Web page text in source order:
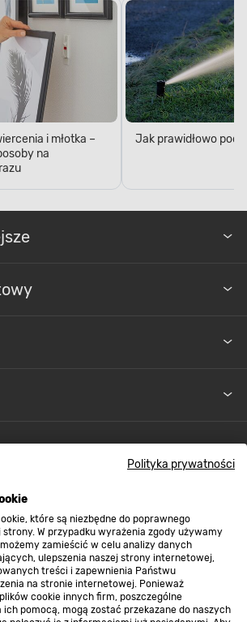
Polityka prywatności
które są niezbędne do poprawnego
W przypadku wyrażenia zgody używamy
zamieścić w celu analizy danych
ulepszenia naszej strony internetowej,
treści i zapewnienia Państwu
na stronie internetowej. Ponieważ
cookie innych firm, poszczególne
pomocą, mogą zostać przekazane do naszych
i młotka –
na
Jak prawidłowo